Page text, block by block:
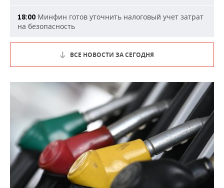
18:00 Минфин готов уточнить налоговый учет затрат
на безопасность
ВСЕ НОВОСТИ ЗА СЕГОДНЯ